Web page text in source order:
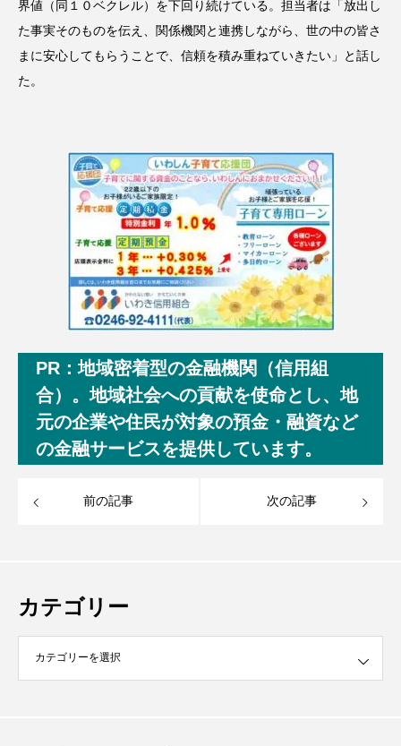
界値（同１０ベクレル）を下回り続けている。担当者は「放出し
た事実そのものを伝え、関係機関と連携しながら、世の中の皆さ
まに安心してもらうことで、信頼を積み重ねていきたい」と話し
た。
PR：地域密着型の金融機関（信用組
合）。地域社会への貢献を使命とし、地
元の企業や住民が対象の預金・融資など
の金融サービスを提供しています。
前の記事 次の記事
カテゴリー